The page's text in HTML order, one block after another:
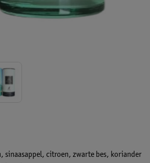
sinaasappel, citroen, zwarte bes, koriander